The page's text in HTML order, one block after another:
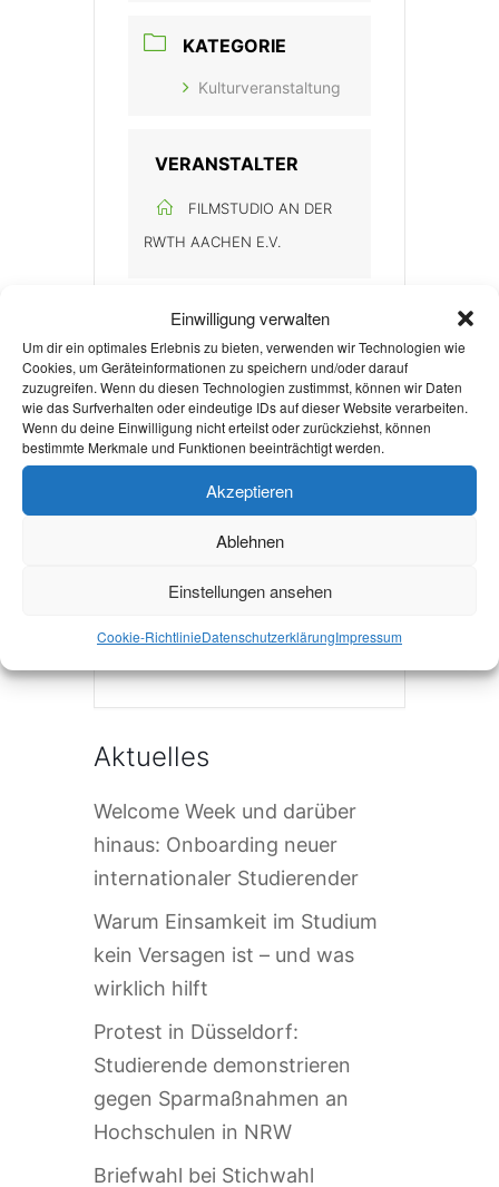
Einwilligung verwalten
Um dir ein optimales Erlebnis zu bieten, verwenden wir Technologien wie
Cookies, um Geräteinformationen zu speichern und/oder darauf
zuzugreifen. Wenn du diesen Technologien zustimmst, können wir Daten
wie das Surfverhalten oder eindeutige IDs auf dieser Website verarbeiten.
Wenn du deine Einwilligung nicht erteilst oder zurückziehst, können
bestimmte Merkmale und Funktionen beeinträchtigt werden.
Akzeptieren
Ablehnen
Einstellungen ansehen
Cookie-RichtlinieDatenschutzerklärungImpressum
KATEGORIE
Kulturveranstaltung
VERANSTALTER
FILMSTUDIO AN DER
RWTH AACHEN E.V.
+ Zu Google Kalender hinzufügen
+ iCal / Outlook export
Aktuelles
Welcome Week und darüber
hinaus: Onboarding neuer
internationaler Studierender
Warum Einsamkeit im Studium
kein Versagen ist – und was
wirklich hilft
Protest in Düsseldorf:
Studierende demonstrieren
gegen Sparmaßnahmen an
Hochschulen in NRW
Briefwahl bei Stichwahl